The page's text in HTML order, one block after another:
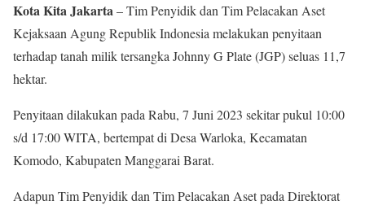
Kota Kita Jakarta– Tim Penyidik dan Tim Pelacakan Aset
Kejaksaan Agung Republik Indonesia melakukan penyitaan
terhadap tanah milik tersangka Johnny G Plate (JGP) seluas 11,7
hektar.
Penyitaan dilakukan pada Rabu, 7 Juni 2023 sekitar pukul 10:00
s/d 17:00 WITA, bertempat di Desa Warloka, Kecamatan
Komodo, Kabupaten Manggarai Barat.
Adapun Tim Penyidik dan Tim Pelacakan Aset pada Direktorat